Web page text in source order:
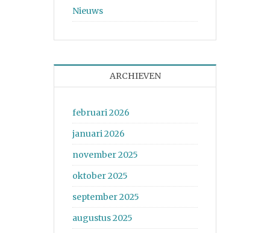
Nieuws
ARCHIEVEN
februari 2026
januari 2026
november 2025
oktober 2025
september 2025
augustus 2025